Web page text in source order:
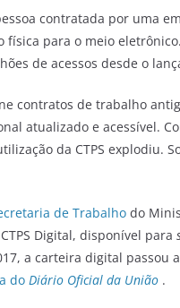
contratada por uma
física para o meio
de acessos desde o
contratos de trabalho
atualizado e acessível.
da CTPS explodiu.
de Trabalho do
Digital, disponível para
a carteira digital passou
do Diário Oficial da União .